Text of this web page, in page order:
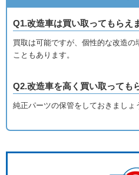
Q1.改造車は買い取ってもらえ
買取は可能ですが、個性的な改造
こともあります。
Q2.改造車を高く買い取っても
純正パーツの保管をしておきましょ